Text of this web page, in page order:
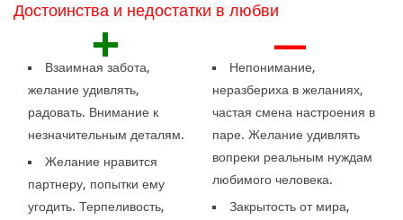
Достоинства и недостатки в любви
+
Взаимная забота,
желание удивлять,
радовать. Внимание к
незначительным деталям.
Желание нравится
партнеру, попытки ему
угодить. Терпеливость,
—
Непонимание,
неразбериха в желаниях,
частая смена настроения в
паре. Желание удивлять
вопреки реальным нуждам
любимого человека.
Закрытость от мира,